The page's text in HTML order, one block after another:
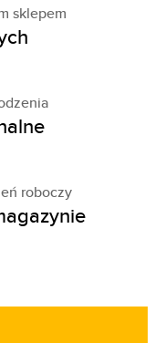
sklepem
roboczy